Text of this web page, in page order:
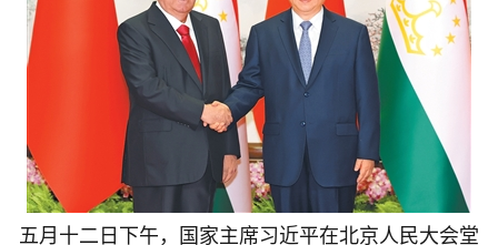
五月十二日下午，国家主席习近平在北京人民大会堂